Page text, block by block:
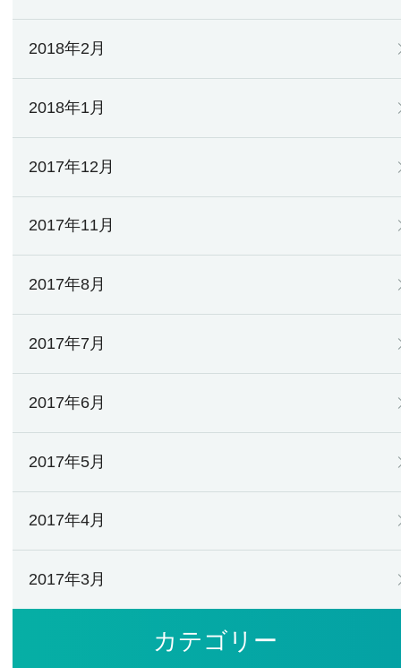
2018年2月
2018年1月
2017年12月
2017年11月
2017年8月
2017年7月
2017年6月
2017年5月
2017年4月
2017年3月
カテゴリー